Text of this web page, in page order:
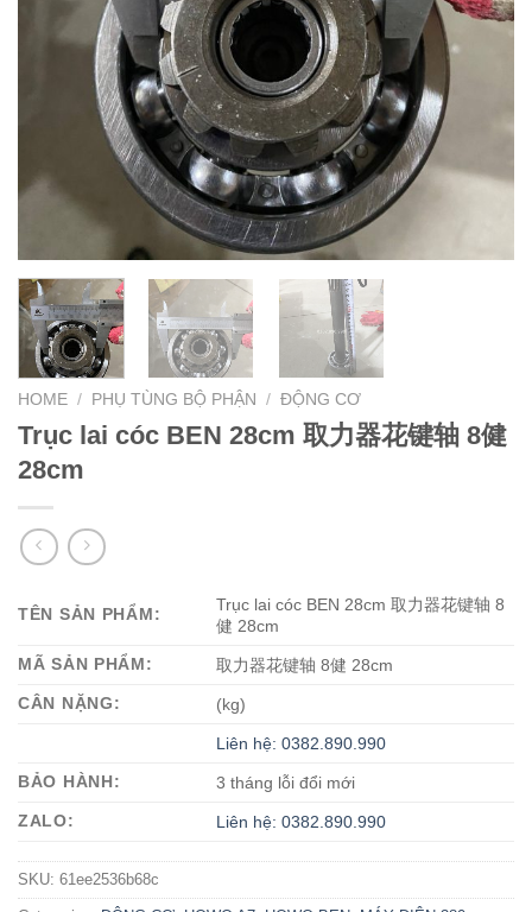
HOME / PHỤ TÙNG BỘ PHẬN / ĐỘNG CƠ
Trục lai cóc BEN 28cm 取力器花键轴 8健
28cm
TÊN SẢN PHẨM:
Trục lai cóc BEN 28cm 取力器花键轴 8
健 28cm
MÃ SẢN PHẨM:
取力器花键轴 8健 28cm
CÂN NẶNG:
(kg)
Liên hệ: 0382.890.990
BẢO HÀNH:
3 tháng lỗi đổi mới
ZALO:
Liên hệ: 0382.890.990
SKU: 61ee2536b68c